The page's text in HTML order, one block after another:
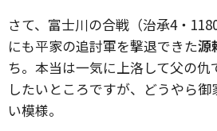
さて、富士川の合戦（治承4・
にも平家の追討軍を撃退できた源
ち。本当は一気に上洛して父の
したいところですが、どうやら
い模様。